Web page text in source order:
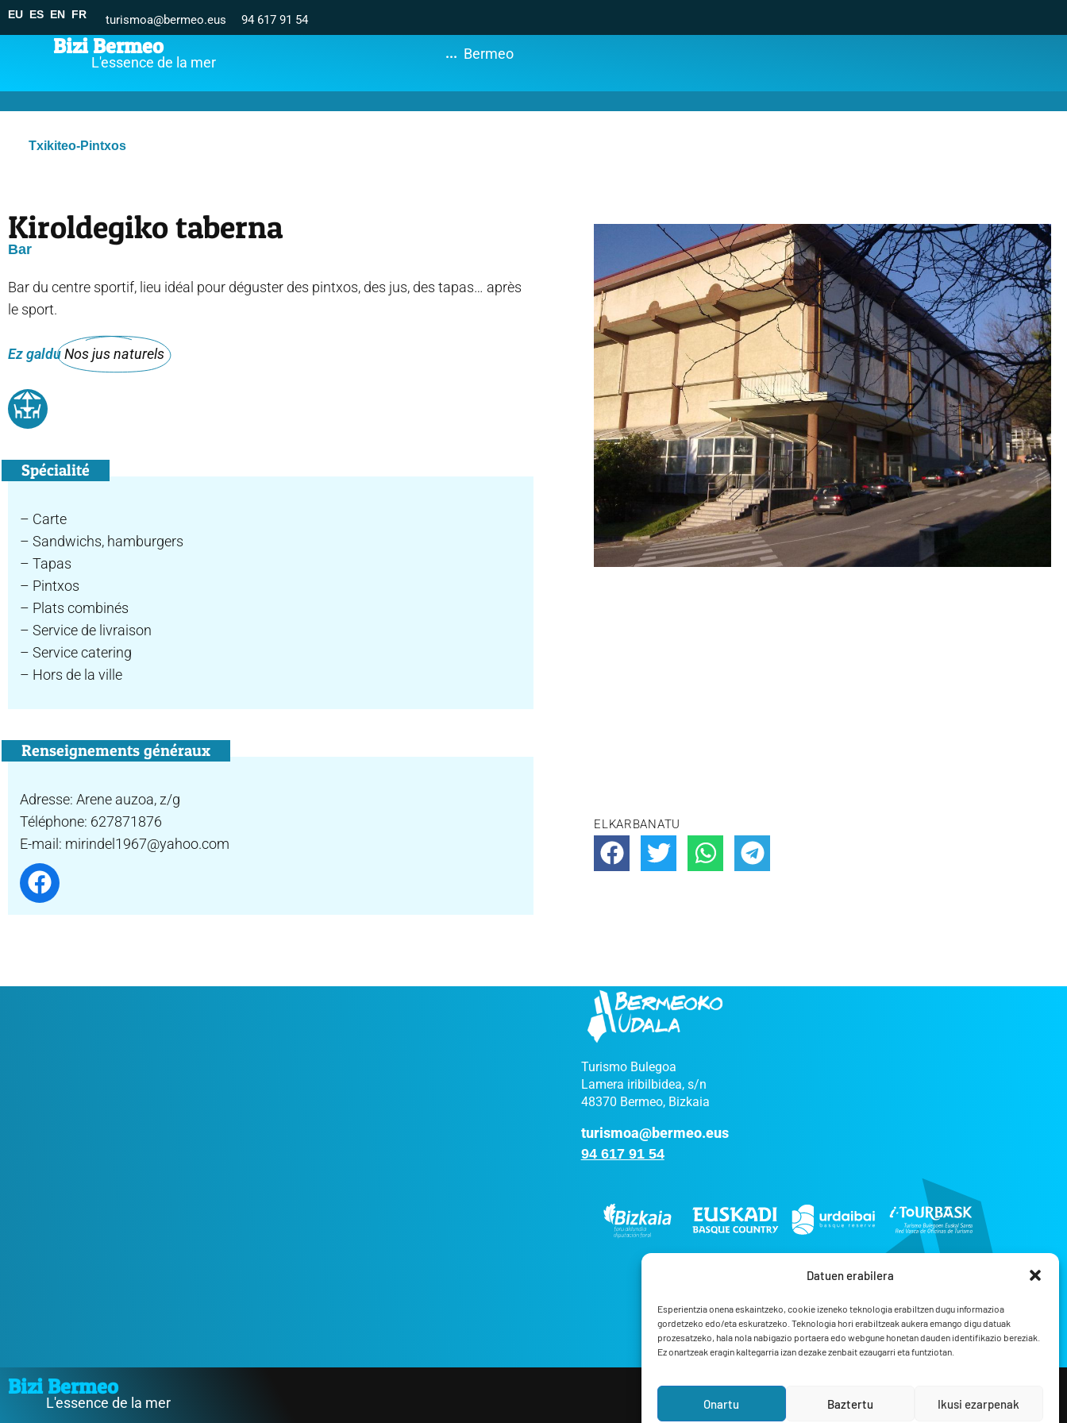
Datuen erabilera
Esperientzia onena eskaintzeko, cookie izeneko teknologia erabiltzen dugu informazioa
gordetzeko edo/eta eskuratzeko. Teknologia hori erabiltzeak aukera emango digu datuak
prozesatzeko, hala nola nabigazio portaera edo webgune honetan dauden identifikazio bereziak.
Ez onartzeak eragin kaltegarria izan dezake zenbait ezaugarri eta funtziotan.
Onartu Baztertu Ikusi ezarpenak
EU ES EN FR turismoa@bermeo.eus 94 617 91 54
Bizi Bermeo
L'essence de la mer
... Bermeo
Txikiteo-Pintxos
Kiroldegiko taberna
Bar
Bar du centre sportif, lieu idéal pour déguster des pintxos, des jus, des tapas… après
le sport.
Ez galduNos jus naturels
Spécialité
– Carte
– Sandwichs, hamburgers
– Tapas
– Pintxos
– Plats combinés
– Service de livraison
– Service catering
– Hors de la ville
Renseignements généraux
Adresse: Arene auzoa, z/g
Téléphone: 627871876
E-mail: mirindel1967@yahoo.com
ELKARBANATU
Turismo Bulegoa
Lamera iribilbidea, s/n
48370 Bermeo, Bizkaia
turismoa@bermeo.eus
94 617 91 54
Bizi Bermeo
L'essence de la mer Web developmentNormak